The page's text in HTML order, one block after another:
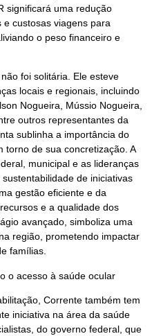
significará uma redução
custosas viagens para
o peso financeiro e
foi solitária. Ele esteve
locais e regionais, incluindo
Nogueira, Mússio Nogueira,
outros representantes da
sublinha a importância do
torno de sua concretização. A
municipal e as lideranças
de iniciativas
gestão eficiente e da
e a qualidade dos
avançado, simboliza uma
região, prometendo impactar
famílias.
o acesso à saúde ocular
Corrente também tem
iniciativa na área da saúde
do governo federal, que